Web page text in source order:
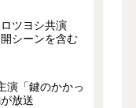
ツヨシ共演
シーンを含む
演「鍵のかかっ
放送